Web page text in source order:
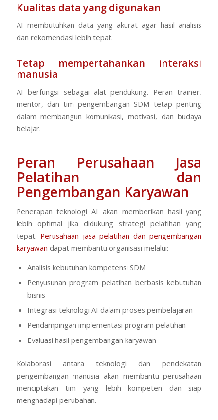
Kualitas data yang digunakan
AI membutuhkan data yang akurat agar hasil analisis
dan rekomendasi lebih tepat.
Tetap mempertahankan interaksi
manusia
AI berfungsi sebagai alat pendukung. Peran trainer,
mentor, dan tim pengembangan SDM tetap penting
dalam membangun komunikasi, motivasi, dan budaya
belajar.
Peran Perusahaan Jasa
Pelatihan dan
Pengembangan Karyawan
Penerapan teknologi AI akan memberikan hasil yang
lebih optimal jika didukung strategi pelatihan yang
tepat. Perusahaan jasa pelatihan dan pengembangan
karyawan dapat membantu organisasi melalui:
Analisis kebutuhan kompetensi SDM
Penyusunan program pelatihan berbasis kebutuhan
bisnis
Integrasi teknologi AI dalam proses pembelajaran
Pendampingan implementasi program pelatihan
Evaluasi hasil pengembangan karyawan
Kolaborasi antara teknologi dan pendekatan
pengembangan manusia akan membantu perusahaan
menciptakan tim yang lebih kompeten dan siap
menghadapi perubahan.